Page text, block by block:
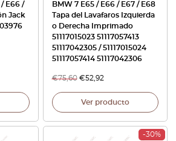
/ E66 /
Jack
BMW 7 E65 / E66 / E67 / E68
Tapa del Lavafaros Izquierda
o Derecha Imprimado
51117015023 51117057413
51117042305 / 51117015024
51117057414 51117042306
€75,60 €52,92
Ver producto
-30%